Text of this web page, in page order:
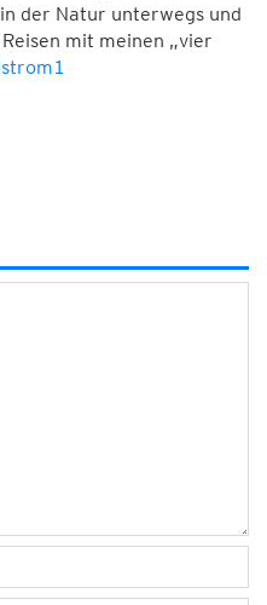
der Natur unterwegs und
mit meinen „vier